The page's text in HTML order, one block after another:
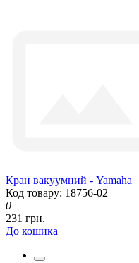
Кран вакуумний - Yamaha
Код товару: 18756-02
0
231 грн.
До кошика